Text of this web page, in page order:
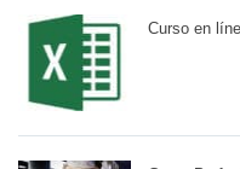
Curso en